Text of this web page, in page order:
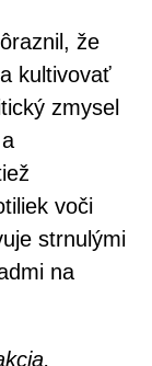
že
kultivovať
zmysel
voči
strnulými
na